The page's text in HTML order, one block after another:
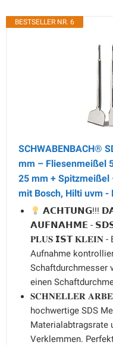
BESTSELLER NR. 6
SCHWABENBACH®
mm – Fliesenmeißel
25 mm + Spitzmeißel
mit Bosch, Hilti uvm
𝗔𝗖𝗛𝗧𝗨𝗡𝗚!!!
𝗔𝗨𝗙𝗡𝗔𝗛𝗠𝗘 -
𝐏𝐋𝐔𝐒 𝗜𝗦𝗧 𝐊𝐋𝐄𝐈𝐍 -
Aufnahme
Schaftdurchmesser
einen
𝐒𝐂𝐇𝐍𝐄𝐋𝐋𝐄𝐑
hochwertige SDS
Materialabtragsrate
Verklemmen.